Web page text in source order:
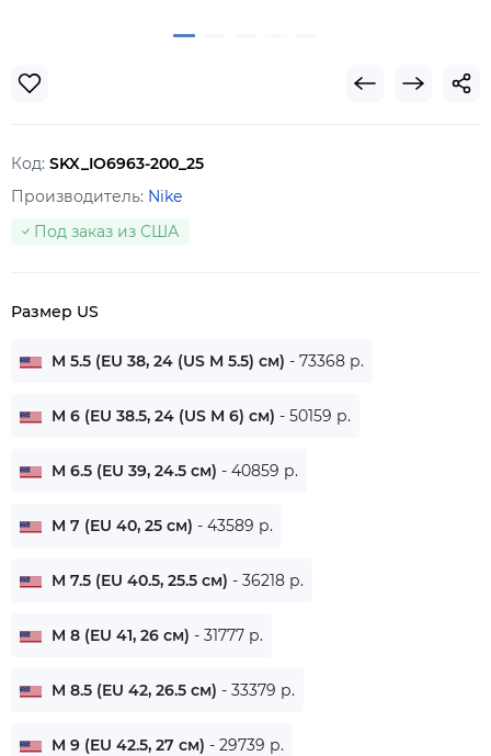
Код: SKX_IO6963-200_25
Производитель: Nike
Под заказ из США
Размер US
M 5.5 (EU 38, 24 (US M 5.5) см) - 73368 р.
M 6 (EU 38.5, 24 (US M 6) см) - 50159 р.
M 6.5 (EU 39, 24.5 см) - 40859 р.
M 7 (EU 40, 25 см) - 43589 р.
M 7.5 (EU 40.5, 25.5 см) - 36218 р.
M 8 (EU 41, 26 см) - 31777 р.
M 8.5 (EU 42, 26.5 см) - 33379 р.
M 9 (EU 42.5, 27 см) - 29739 р.